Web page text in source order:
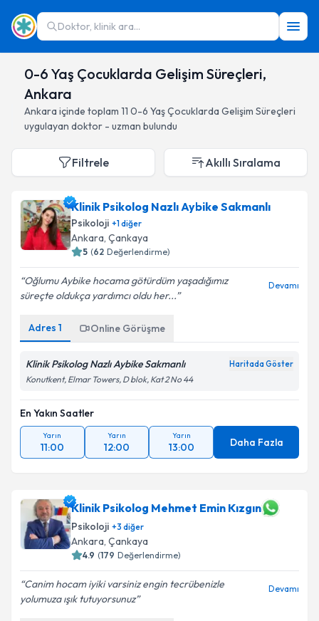
Doktor, klinik ara...
0-6 Yaş Çocuklarda Gelişim Süreçleri,
Ankara
Ankara içinde toplam 11 0-6 Yaş Çocuklarda Gelişim Süreçleri
uygulayan doktor - uzman bulundu
Filtrele Akıllı Sıralama
Klinik Psikolog Nazlı Aybike Sakmanlı
Psikoloji +1diğer
Ankara, Çankaya
5 (62 Değerlendirme)
Oğlumu Aybike hocama götürdüm yaşadığımız
süreçte oldukça yardımcı oldu her...
Devamı
Adres 1 Online Görüşme
Klinik Psikolog Nazlı Aybike Sakmanlı Haritada Göster
Konutkent, Elmar Towers, D blok, Kat 2 No 44
En Yakın Saatler
Yarın
11:00
Yarın
12:00
Yarın
13:00 Daha Fazla
Klinik Psikolog Mehmet Emin Kızgın
Psikoloji +3 diğer
Ankara, Çankaya
4.9 (179 Değerlendirme)
Canim hocam iyiki varsiniz engin tecrübenizle
yolumuza ışık tutuyorsunuz
Devamı